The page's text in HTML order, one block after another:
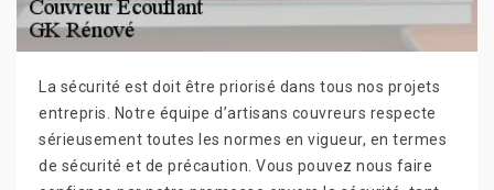
La sécurité est doit être priorisé dans tous nos projets
entrepris. Notre équipe d’artisans couvreurs respecte
sérieusement toutes les normes en vigueur, en termes
de sécurité et de précaution. Vous pouvez nous faire